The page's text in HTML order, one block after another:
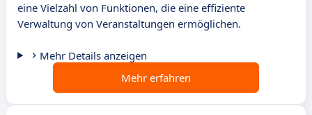
eine Vielzahl von Funktionen, die eine effiziente
Verwaltung von Veranstaltungen ermöglichen.
Mehr Details anzeigen
Mehr erfahren